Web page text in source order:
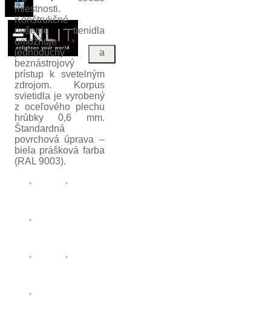
X
miestnosti.
Konštrukčné
riešenie tienidla
umožňuje
jednoduchý a
beznástrojový
prístup k svetelným
zdrojom. Korpus
svietidla je vyrobený
z oceľového plechu
hrúbky 0,6 mm.
Štandardná
povrchová úprava –
biela prášková farba
(RAL 9003).